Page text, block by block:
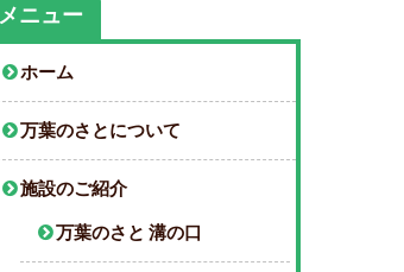
メニュー
ホーム
万葉のさとについて
施設のご紹介
万葉のさと 溝の口